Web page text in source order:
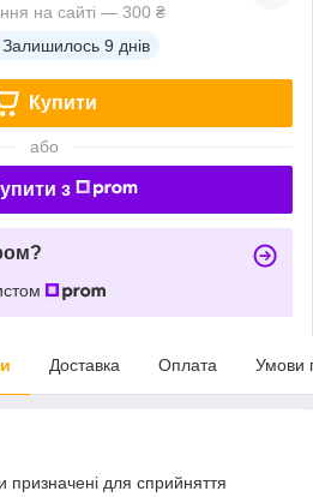
на сайті — 300 ₴
Залишилось 9 днів
Купити
або
з
Доставка Оплата Умови
призначені для сприйняття